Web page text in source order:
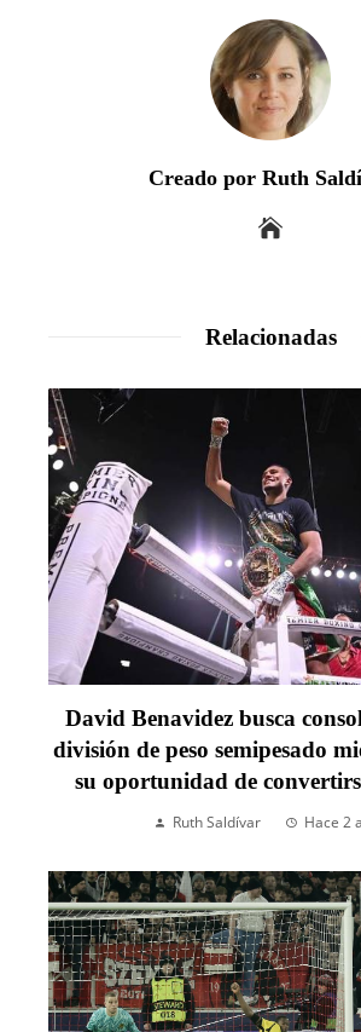
Creado por Ruth
Relacionadas
David Benavidez busca
división de peso semipesado
su oportunidad de
Ruth Saldívar Hace 2